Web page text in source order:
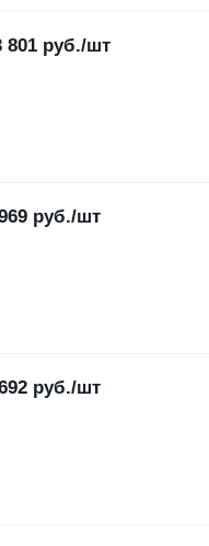
801руб./шт
руб./шт
руб./шт